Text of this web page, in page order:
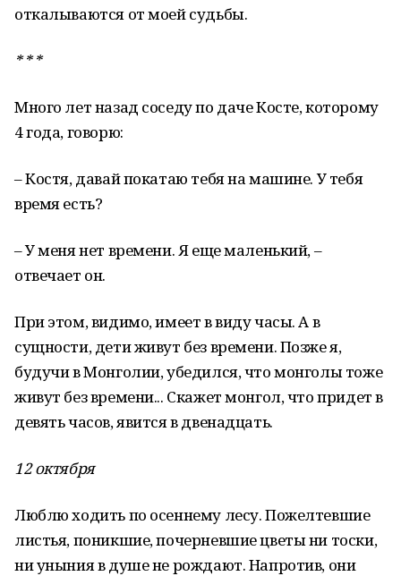
откалываются от моей судьбы.
* * *
Много лет назад соседу по даче Косте, которому
4 года, говорю:
– Костя, давай покатаю тебя на машине. У тебя
время есть?
– У меня нет времени. Я еще маленький, –
отвечает он.
При этом, видимо, имеет в виду часы. А в
сущности, дети живут без времени. Позже я,
будучи в Монголии, убедился, что монголы тоже
живут без времени... Скажет монгол, что придет в
девять часов, явится в двенадцать.
12 октября
Люблю ходить по осеннему лесу. Пожелтевшие
листья, поникшие, почерневшие цветы ни тоски,
ни уныния в душе не рождают. Напротив, они